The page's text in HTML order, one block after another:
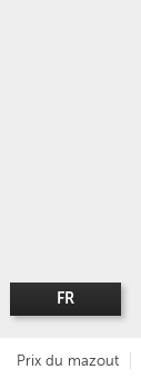
FR
Prix du mazout